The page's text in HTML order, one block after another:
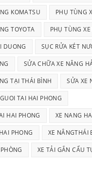
KOMATSU PHỤ TÙNG
TOYOTA PHỤ TÙNG
DUONG SỤC RỬA KÉT
SỬA CHỮA XE NÂNG
TẠI THÁI BÌNH SỬA XE
TAI HAI PHONG
HAI PHONG XE NANG
PHONG XE NÂNGTHÁI
XE TẢI GẮN CẨU